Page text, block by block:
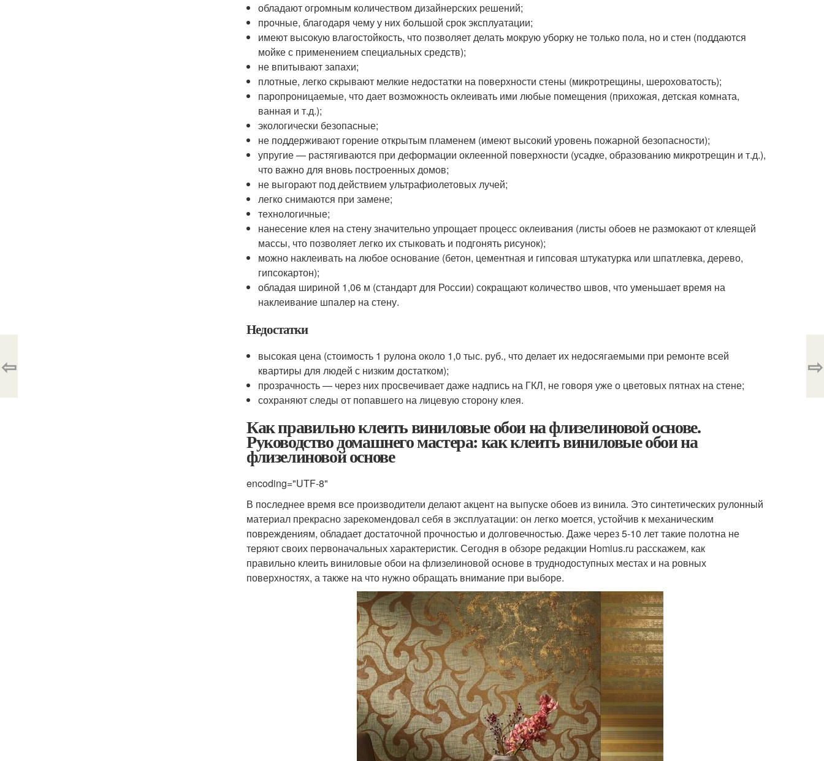
обладают огромным количеством дизайнерских решений;
прочные, благодаря чему у них большой срок эксплуатации;
имеют высокую влагостойкость, что позволяет делать мокрую уборку не только пола, но и стен (поддаются
мойке с применением специальных средств);
не впитывают запахи;
плотные, легко скрывают мелкие недостатки на поверхности стены (микротрещины, шероховатость);
паропроницаемые, что дает возможность оклеивать ими любые помещения (прихожая, детская комната,
ванная и т.д.);
экологически безопасные;
не поддерживают горение открытым пламенем (имеют высокий уровень пожарной безопасности);
упругие — растягиваются при деформации оклеенной поверхности (усадке, образованию микротрещин и т.д.),
что важно для вновь построенных домов;
не выгорают под действием ультрафиолетовых лучей;
легко снимаются при замене;
технологичные;
нанесение клея на стену значительно упрощает процесс оклеивания (листы обоев не размокают от клеящей
массы, что позволяет легко их стыковать и подгонять рисунок);
можно наклеивать на любое основание (бетон, цементная и гипсовая штукатурка или шпатлевка, дерево,
гипсокартон);
обладая шириной 1,06 м (стандарт для России) сокращают количество швов, что уменьшает время на
наклеивание шпалер на стену.
Недостатки
высокая цена (стоимость 1 рулона около 1,0 тыс. руб., что делает их недосягаемыми при ремонте всей
квартиры для людей с низким достатком);
прозрачность — через них просвечивает даже надпись на ГКЛ, не говоря уже о цветовых пятнах на стене;
сохраняют следы от попавшего на лицевую сторону клея.
Как правильно клеить виниловые обои на флизелиновой основе.
Руководство домашнего мастера: как клеить виниловые обои на
флизелиновой основе
encoding="UTF-8"
В последнее время все производители делают акцент на выпуске обоев из винила. Это синтетических рулонный
материал прекрасно зарекомендовал себя в эксплуатации: он легко моется, устойчив к механическим
повреждениям, обладает достаточной прочностью и долговечностью. Даже через 5-10 лет такие полотна не
теряют своих первоначальных характеристик. Сегодня в обзоре редакции Homius.ru расскажем, как
правильно клеить виниловые обои на флизелиновой основе в труднодоступных местах и на ровных
поверхностях, а также на что нужно обращать внимание при выборе.
⇦ ⇨